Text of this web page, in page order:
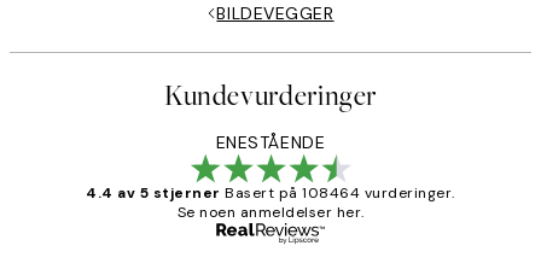
BILDEVEGGER
Kundevurderinger
ENESTÅENDE
4.4 av 5 stjerner Basert på 108464 vurderinger.
Se noen anmeldelser her.